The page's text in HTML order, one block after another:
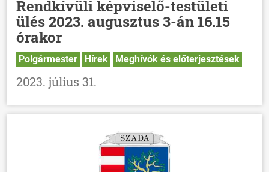
Rendkívüli képviselő-testületi
ülés 2023. augusztus 3-án 16.15
órakor
Polgármester Hírek Meghívók és előterjesztések
2023. július 31.